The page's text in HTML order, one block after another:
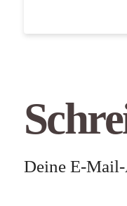
Deine E-